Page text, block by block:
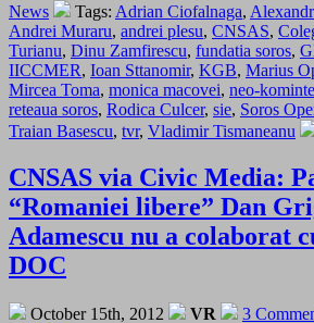
News
Tags: Adrian Ciofalnaga,
Andrei Muraru, andrei plesu, CNSAS,
Turianu, Dinu Zamfirescu, fundatia soros,
IICCMER, Ioan Sttanomir, KGB, Marius
Mircea Toma, monica macovei, neo-
reteaua soros, Rodica Culcer, sie, Soros
Traian Basescu, tvr, Vladimir Tismaneanu
CNSAS via Civic Media:
“Romaniei libere” Dan
Adamescu nu a colaborat
DOC
October 15th, 2012 VR 3